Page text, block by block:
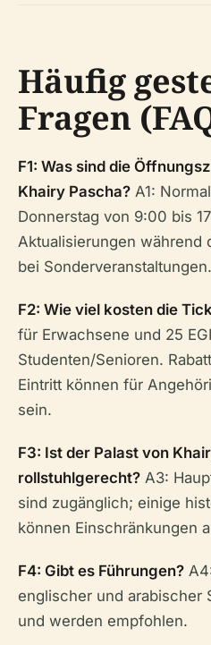
Häufig
Fragen
F1: Was sind die
Khairy Pascha? A1:
Donnerstag von 9:00 bis
Aktualisierungen während
bei Sonderveranstaltungen.
F2: Wie viel kosten die
für Erwachsene und 25
Studenten/Senioren.
Eintritt können für
sein.
F3: Ist der Palast von
rollstuhlgerecht? A3:
sind zugänglich; einige
können Einschränkungen
F4: Gibt es Führungen?
englischer und arabischer
und werden empfohlen.